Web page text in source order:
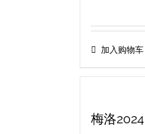
加入购物车
梅洛2024